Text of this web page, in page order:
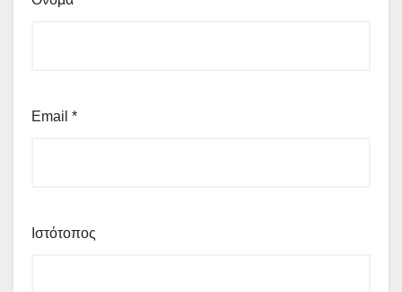
Email *
Ιστότοπος